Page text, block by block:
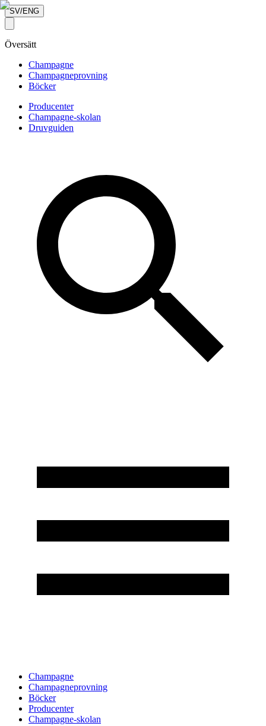
SV/ENG
Översätt
Champagne
Champagneprovning
Böcker
Producenter
Champagne-skolan
Druvguiden
Champagne
Champagneprovning
Böcker
Producenter
Champagne-skolan